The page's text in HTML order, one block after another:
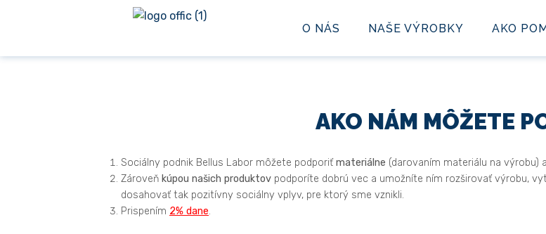
O NÁS NAŠE VÝROBKY AKO
AKO NÁM MÔŽETE
Sociálny podnik Bellus Labor môžete podporiť materiálne (darovaním materiálu na výrobu)
Zároveň kúpou našich produktov podporíte dobrú vec a umožníte ním rozširovať výrobu,
dosahovať tak pozitívny sociálny vplyv, pre ktorý sme vznikli.
Prispením 2% dane.